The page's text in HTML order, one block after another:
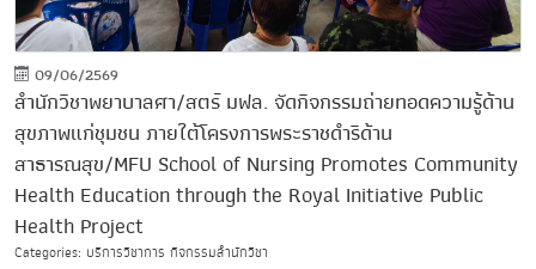
09/06/2569
สำนักวิชาพยาบาลศา/สตร์ มฟล. จัดกิจกรรมถ่ายทอดความรู้ด้าน
สุขภาพแก่ชุมชน ภายใต้โครงการพระราชดำริด้าน
สาธารณสุข/MFU School of Nursing Promotes Community
Health Education through the Royal Initiative Public
Health Project
Categories: บริการวิชาการ กิจกรรมสำนักวิชา